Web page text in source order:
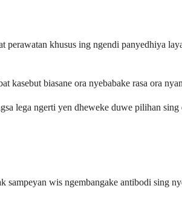
khusus ing ngendi panyedhiya
kasebut biasane ora nyebabake rasa ora
lega ngerti yen dheweke duwe pilihan
wis ngembangake antibodi sing